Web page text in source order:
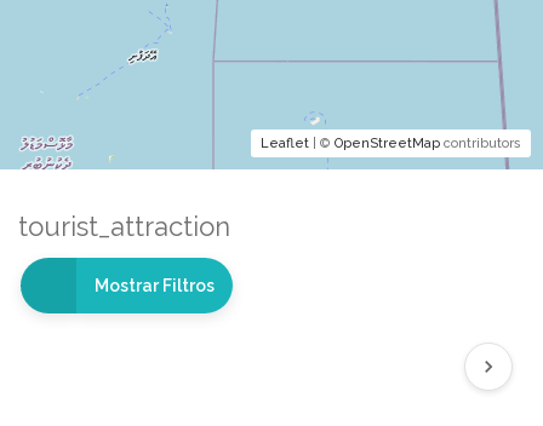
tourist_attraction
Mostrar Filtros
Leaflet | © OpenStreetMap contributors